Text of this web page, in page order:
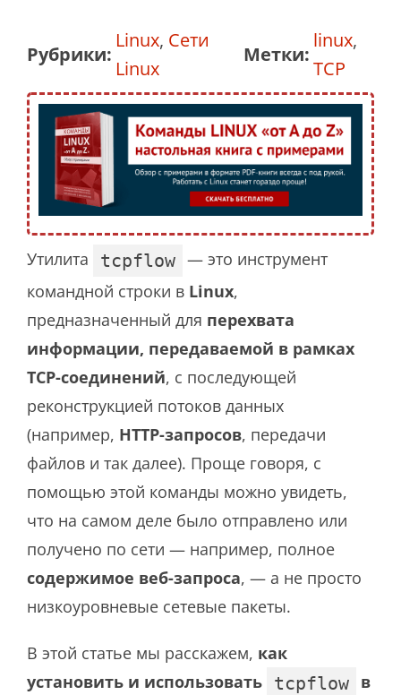
Рубрики:
Linux, Сети
Linux
Метки:
linux,
TCP
Утилита tcpflow — это инструмент
командной строки в Linux,
предназначенный для перехвата
информации, передаваемой в рамках
TCP-соединений, с последующей
реконструкцией потоков данных
(например, HTTP-запросов, передачи
файлов и так далее). Проще говоря, с
помощью этой команды можно увидеть,
что на самом деле было отправлено или
получено по сети — например, полное
содержимое веб-запроса, — а не просто
низкоуровневые сетевые пакеты.
В этой статье мы расскажем, как
установить и использовать tcpflow в